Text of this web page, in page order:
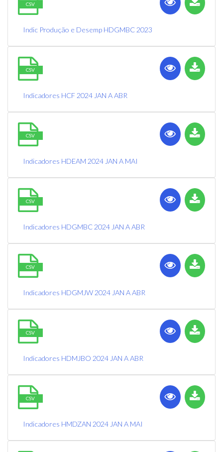
CSV
Indic Produção e Desemp HDGMBC 2023
CSV
Indicadores HCF 2024 JAN A ABR
CSV
Indicadores HDEAM 2024 JAN A MAI
CSV
Indicadores HDGMBC 2024 JAN A ABR
CSV
Indicadores HDGMJW 2024 JAN A ABR
CSV
Indicadores HDMJBO 2024 JAN A ABR
CSV
Indicadores HMDZAN 2024 JAN A MAI